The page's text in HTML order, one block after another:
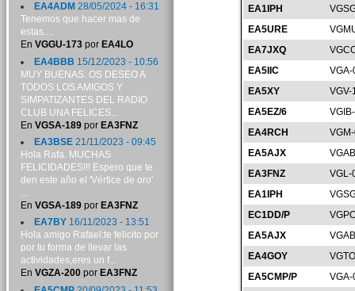
EA1IPH
EA5URE
EA7JXQ
EA5IIC
EA5XY
VGV-
EA5EZ/6
EA4RCH
EA5AJX
EA3FNZ
VGL-
EA1IPH
EC1DD/P
EA5AJX
EA4GOY
EA5CMP/P
EA4ADM 28/05/2024 - 16:31
Tenemos que hacer mas de
estas....
En VGGU-173por EA4LO
EA4BBB 15/12/2023 - 10:56
MUY BUENAS. OS DESEO A
TODOS LOS AMIGOS Y
SIMPATIZANTES DEL RADIO
CLUB UNA FELICES...
En VGSA-189por EA3FNZ
EA3BSE21/11/2023 - 09:45
Hola Rafa. MUCHAS
FELICIDADES!!! Espero que te
den este año el 'Vértice de oro'
...
En VGSA-189por EA3FNZ
EA7BY16/11/2023 - 13:51
Hola amigo Rafael:te felicito por
por tu forma de llevar las
actividades,eres un f...
En VGZA-200por EA3FNZ